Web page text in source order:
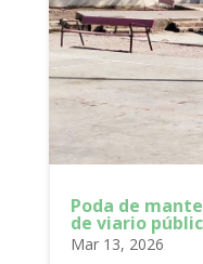
Poda de
de viario
Mar 13, 2026